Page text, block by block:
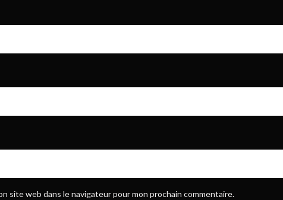
site web dans le navigateur pour mon prochain commentaire.